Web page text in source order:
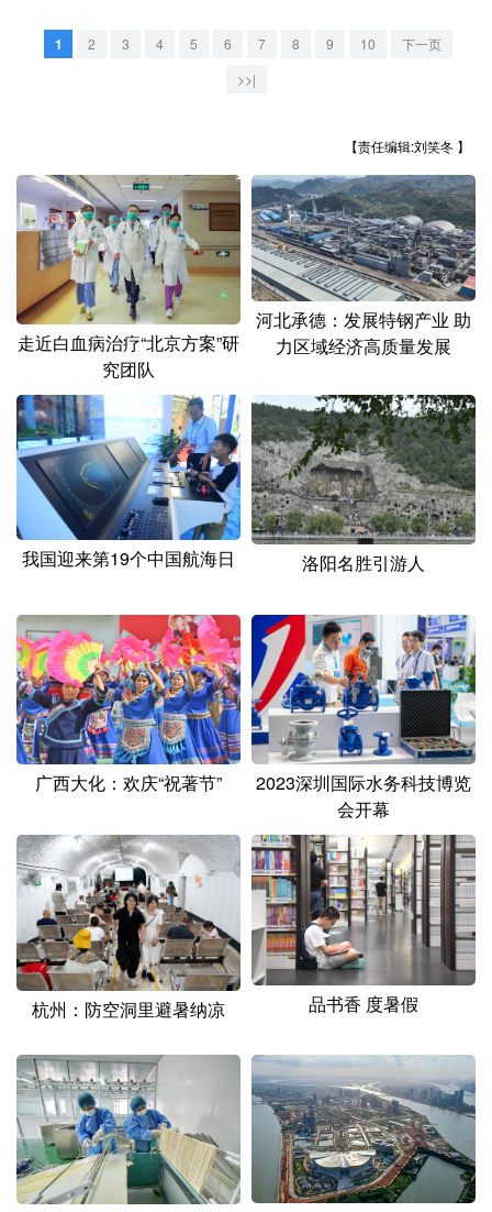
地方频道
江苏
浙江 安徽 福建 江西
山东 河南 湖北 湖南
广东 广西 海南 重庆
四川 贵州 云南 西藏
新疆 内蒙古 黑龙江
多语种频道
English Español Français عربى
Deutsch Português
1 2 3 4 5 6 7 8 9 10
下一页
>>|
【责任编辑:刘笑冬 】
走近白血病治疗“北京方案”研
究团队
河北承德：发展特钢产业 助
力区域经济高质量发展
我国迎来第19个中国航海日 洛阳名胜引游人
广西大化：欢庆“祝著节”
2023深圳国际水务科技博览
会开幕
杭州：防空洞里避暑纳凉 品书香 度暑假